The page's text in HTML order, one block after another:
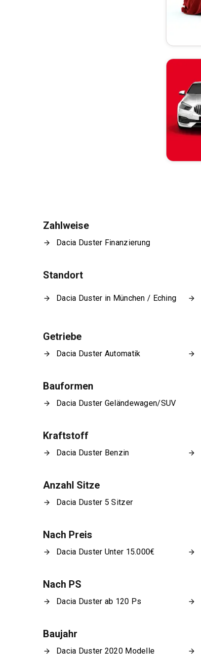
Zahlweise
Dacia Duster Finanzierung
Standort
Dacia Duster in München / Eching
Getriebe
Dacia Duster Automatik
Bauformen
Dacia Duster Geländewagen/SUV
Kraftstoff
Dacia Duster Benzin
Anzahl Sitze
Dacia Duster 5 Sitzer
Nach Preis
Dacia Duster Unter 15.000€
Nach PS
Dacia Duster ab 120 Ps
Baujahr
Dacia Duster 2020 Modelle